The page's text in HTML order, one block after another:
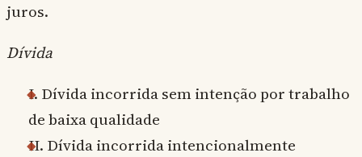
juros.
Dívida
I. Dívida incorrida sem intenção por trabalho
de baixa qualidade
II. Dívida incorrida intencionalmente